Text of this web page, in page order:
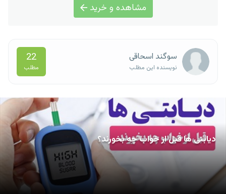
مشاهده و خرید
سوگند اسحاقی
نویسنده این مطلب
22
مطلب
دیابتی ها قبل از خواب چه بخورند؟